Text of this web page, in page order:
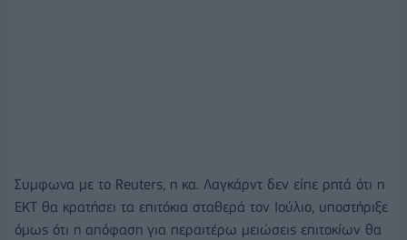
Συμφωνα με το Reuters, η κα. Λαγκάρντ δεν είπε ρητά ότι η
ΕΚΤ θα κρατήσει τα επιτόκια σταθερά τον Ιούλιο, υποστήριξε
όμως ότι η απόφαση για περαιτέρω μειώσεις επιτοκίων θα